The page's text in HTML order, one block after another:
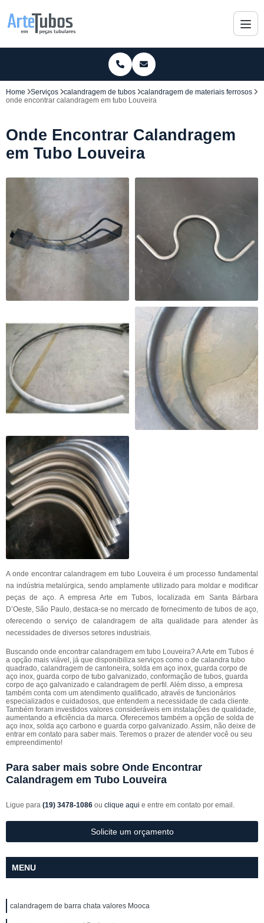
Home Serviços calandragem de tubos
calandragem de materiais ferrosos
onde encontrar calandragem em tubo Louveira
Onde Encontrar Calandragem
em Tubo Louveira
A onde encontrar calandragem em tubo Louveira é um processo fundamental
na indústria metalúrgica, sendo amplamente utilizado para moldar e modificar
peças de aço. A empresa Arte em Tubos, localizada em Santa Bárbara
D’Oeste, São Paulo, destaca-se no mercado de fornecimento de tubos de aço,
oferecendo o serviço de calandragem de alta qualidade para atender às
necessidades de diversos setores industriais.
Buscando onde encontrar calandragem em tubo Louveira? A Arte em Tubos é
a opção mais viável, já que disponibiliza serviços como o de calandra tubo
quadrado, calandragem de cantoneira, solda em aço inox, guarda corpo de
aço inox, guarda corpo de tubo galvanizado, conformação de tubos, guarda
corpo de aço galvanizado e calandragem de perfil. Além disso, a empresa
também conta com um atendimento qualificado, através de funcionários
especializados e cuidadosos, que entendem a necessidade de cada cliente.
Também foram investidos valores consideráveis em instalações de qualidade,
aumentando a eficiência da marca. Oferecemos também a opção de solda de
aço inox, solda aço carbono e guarda corpo galvanizado. Assim, não deixe de
entrar em contato para saber mais. Teremos o prazer de atender você ou seu
empreendimento!
Para saber mais sobre Onde Encontrar
Calandragem em Tubo Louveira
Ligue para (19) 3478-1086 ou clique aqui e entre em contato por email.
Solicite um orçamento
MENU
calandragem de barra chata valores Mooca